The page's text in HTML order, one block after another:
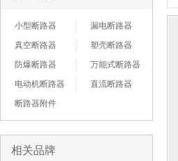
小型断路器
漏电断路器
真空断路器
塑壳断路器
防爆断路器
万能式断路器
电动机断路器
直流断路器
断路器附件
相关品牌